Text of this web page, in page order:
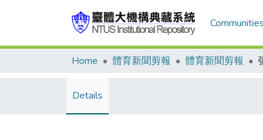
Home 體育新聞剪報 體育新聞剪報
Details